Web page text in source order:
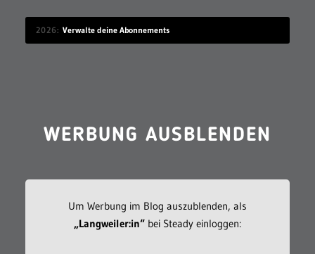
2026 Verwalte deine Abonnements
WERBUNG AUSBLENDEN
Um Werbung im Blog auszublenden, als
„Langweiler:in“bei Steady einloggen: